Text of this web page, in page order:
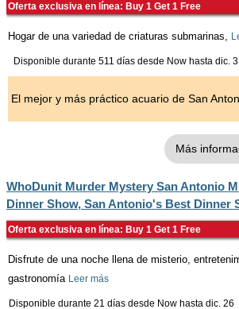
Oferta exclusiva en línea: Buy 1 Get 1 Free
Hogar de una variedad de criaturas submarinas,
Disponible durante 511 días desde Now hasta dic.
El mejor y más práctico acuario de San
Más
WhoDunit Murder Mystery San Antonio
Dinner Show, San Antonio's Best Dinner
Oferta exclusiva en línea: Buy 1 Get 1 Free
Disfrute de una noche llena de misterio,
gastronomía Leer más
Disponible durante 21 días desde Now hasta dic. 26